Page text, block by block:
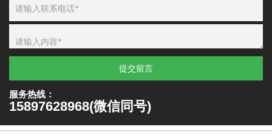
提交留言
服务热线：
15897628968(微信同号)